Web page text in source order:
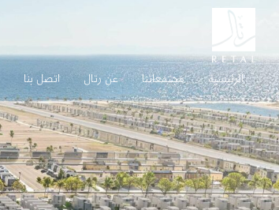
الرئيسية مجتمعاتنا عن رتال اتصل بنا